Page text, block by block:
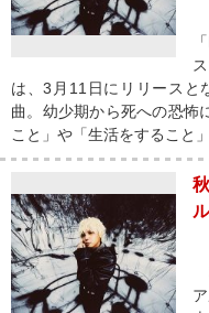
は、3月11日にリリースと
曲。幼少期から死への恐怖
こと」や「生活をすること